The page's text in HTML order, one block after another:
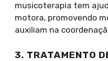
musicoterapia tem
motora, promovendo
auxiliam na
3. TRATAMENTO